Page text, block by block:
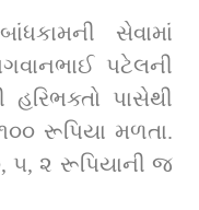
સેવામાં
પટેલની
પાસેથી
રૂપિયા મળતા.
૫, ૨ રૂપિયાની જ